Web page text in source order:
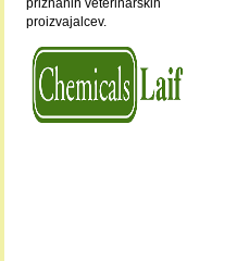
priznanih veterinarskih
proizvajalcev.